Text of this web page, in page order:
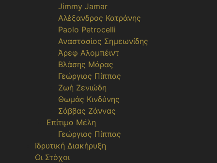
Jimmy Jamar
Αλέξανδρος Κατράνης
Paolo Petrocelli
Αναστασίος Σημεωνίδης
Άρεφ Αλομπέιντ
Βλάσης Μάρας
Γεώργιος Πίππας
Ζωή Ζενιώδη
Θωμάς Κινδύνης
Σάββας Ζάννας
Επίτιμα Μέλη
Γεώργιος Πίππας
Ιδρυτική Διακήρυξη
Οι Στόχοι